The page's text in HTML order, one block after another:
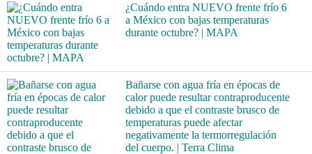
¿Cuándo entra NUEVO frente frío 6
a México con bajas temperaturas
durante octubre? | MAPA
Bañarse con agua fría en épocas de
calor puede resultar contraproducente
debido a que el contraste brusco de
temperaturas puede afectar
negativamente la termorregulación
del cuerpo. | Terra Clima